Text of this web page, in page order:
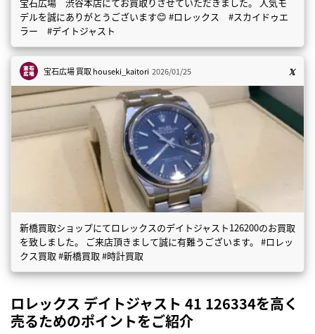
デルを誠にありがとうございます😊 #ロレックス #スカイドゥエ
ラー #デイトジャスト
宝石広場 買取houseki_kaitori 2026/01/25
新橋買取ショップにてロレックスのデイトジャスト126200のお買取
を致しました。 ご来店頂きまして誠に有難うございます。 #ロレッ
クス買取 #新橋買取 #時計買取
ロレックス デイトジャスト 41 126334を高く
売るためのポイントをご紹介